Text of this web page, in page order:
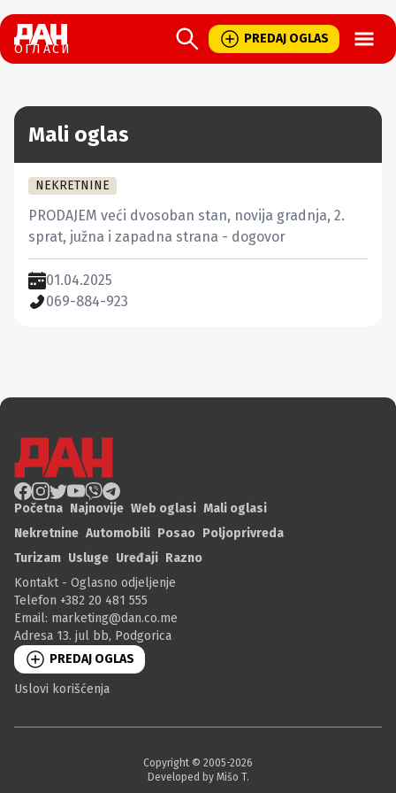
ОГЛАСИ
PREDAJ OGLAS
Mali oglas
NEKRETNINE
PRODAJEM veći dvosoban stan, novija gradnja, 2.
sprat, južna i zapadna strana - dogovor
01.04.2025
069-884-923
Početna Najnovije Web oglasi Mali oglasi
Nekretnine Automobili Posao Poljoprivreda
Turizam Usluge Uređaji Razno
Kontakt - Oglasno odjeljenje
Telefon +382 20 481 555
Email: marketing@dan.co.me
Adresa 13. jul bb, Podgorica
PREDAJ OGLAS
Uslovi korišćenja
Copyright © 2005-2026
Developed by Mišo T.